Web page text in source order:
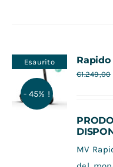
Esaurito
- 45% !
Rapido
€1.249,00
MV